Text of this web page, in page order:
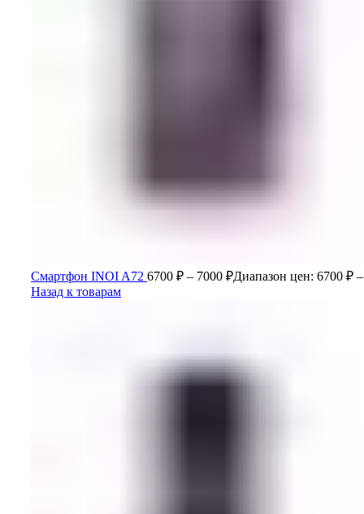
Смартфон INOI A72 6700 ₽ – 7000 ₽Диапазон цен: 6700 ₽
Назад к товарам